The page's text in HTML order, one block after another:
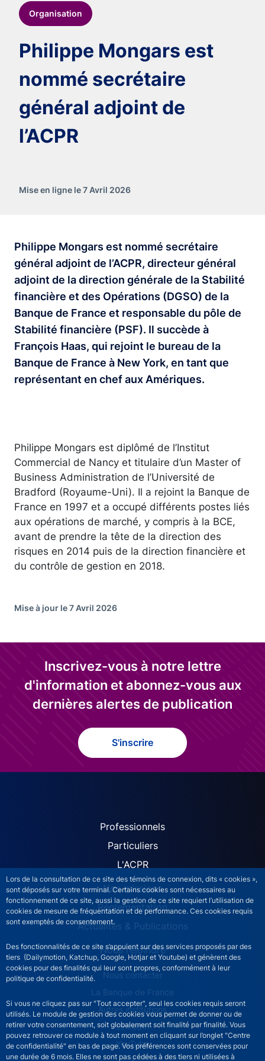
Lors de la consultation de ce site des témoins de connexion, dits « cookies »,
sont déposés sur votre terminal. Certains cookies sont nécessaires au
fonctionnement de ce site, aussi la gestion de ce site requiert l’utilisation de
cookies de mesure de fréquentation et de performance. Ces cookies requis
sont exemptés de consentement.
Des fonctionnalités de ce site s’appuient sur des services proposés par des
tiers (Dailymotion, Katchup, Google, Hotjar et Youtube) et génèrent des
cookies pour des finalités qui leur sont propres, conformément à leur
politique de confidentialité.
Si vous ne cliquez pas sur "Tout accepter", seul les cookies requis seront
utilisés. Le module de gestion des cookies vous permet de donner ou de
retirer votre consentement, soit globalement soit finalité par finalité. Vous
pouvez retrouver ce module à tout moment en cliquant sur l’onglet "Centre
de confidentialité" en bas de page. Vos préférences sont conservées pour
une durée de 6 mois. Elles ne sont pas cédées à des tiers ni utilisées à
Organisation
Philippe Mongars est
nommé secrétaire
général adjoint de
l’ACPR
Mise en ligne le 7 Avril 2026
Philippe Mongars est nommé secrétaire
général adjoint de l’ACPR, directeur général
adjoint de la direction générale de la Stabilité
financière et des Opérations (DGSO) de la
Banque de France et responsable du pôle de
Stabilité financière (PSF). Il succède à
François Haas, qui rejoint le bureau de la
Banque de France à New York, en tant que
représentant en chef aux Amériques.
Philippe Mongars est diplômé de l’Institut
Commercial de Nancy et titulaire d’un Master of
Business Administration de l’Université de
Bradford (Royaume-Uni). Il a rejoint la Banque de
France en 1997 et a occupé différents postes liés
aux opérations de marché, y compris à la BCE,
avant de prendre la tête de la direction des
risques en 2014 puis de la direction financière et
du contrôle de gestion en 2018.
Mise à jour le 7 Avril 2026
Inscrivez-vous à notre lettre
d'information et abonnez-vous aux
dernières alertes de publication
S'inscrire
ACPR site navigation
Professionnels
Particuliers
L'ACPR
Nos missions
Réglementation
Actualités & Publications
Nous rejoindre
ACPR footer secondary menu (French)
Nous contacter
La Banque de France
Autres institutions
LinkedIn
YouTube